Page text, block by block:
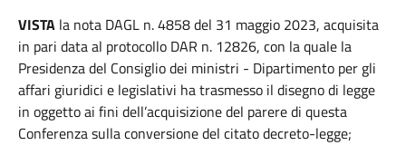
VISTA la nota DAGL n. 4858 del 31 maggio 2023, acquisita
in pari data al protocollo DAR n. 12826, con la quale la
Presidenza del Consiglio dei ministri - Dipartimento per gli
affari giuridici e legislativi ha trasmesso il disegno di legge
in oggetto ai fini dell’acquisizione del parere di questa
Conferenza sulla conversione del citato decreto-legge;